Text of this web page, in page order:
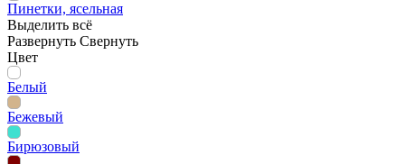
Пинетки, ясельная
Выделить всё
Развернуть Свернуть
Цвет
Белый
Бежевый
Бирюзовый